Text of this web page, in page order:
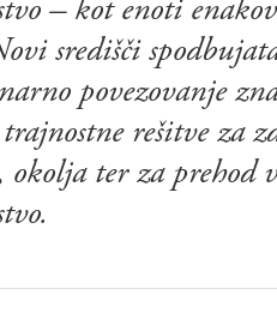
– kot enoti
središči
povezovanje
rešitve za
ter za prehod